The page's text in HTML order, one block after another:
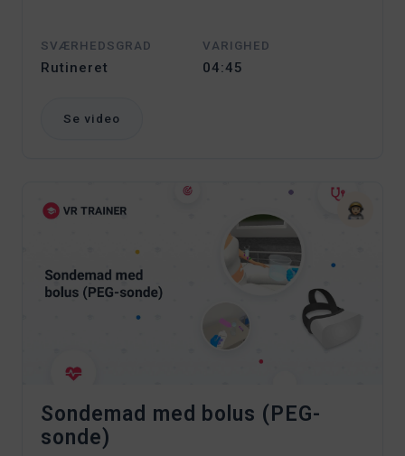
SVÆRHEDSGRAD
Rutineret
VARIGHED
04:45
Se video
Sondemad med bolus (PEG-
sonde)